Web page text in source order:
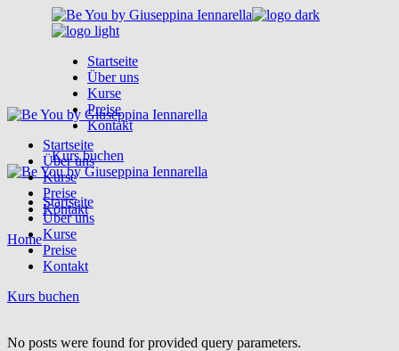
Startseite
Über uns
Kurse
Preise
Kontakt
Kurs buchen
Startseite
Über uns
Kurse
Preise
Kontakt
Kurs buchen
Startseite
Über uns
Kurse
Preise
Kontakt
Home
No posts were found for provided query parameters.